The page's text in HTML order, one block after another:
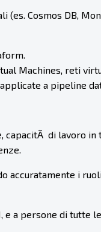
(es. Cosmos DB,
Machines, reti
a pipeline
di lavoro
accuratamente i
a persone di